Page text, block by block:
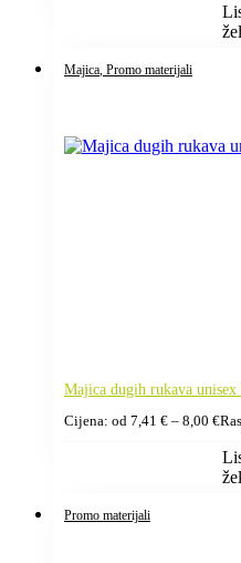
Majica, Promo materijali
Majica dugih rukava
Cijena: od 7,41 € – 8,00 €
Promo materijali